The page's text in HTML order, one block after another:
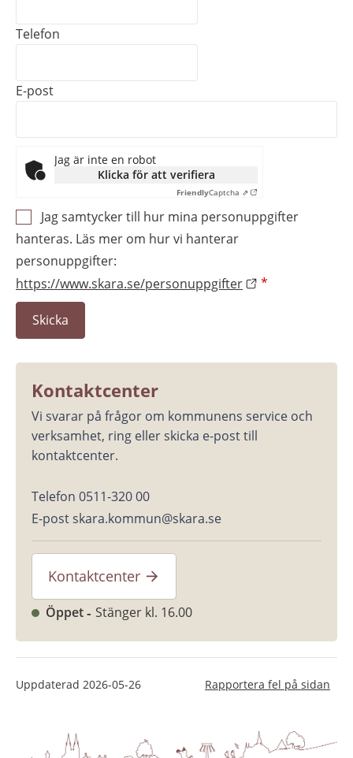
Telefon
E-post
Jag är inte en robot
Klicka för att verifiera
FriendlyCaptcha ⇗
Jag samtycker till hur mina personuppgifter
hanteras. Läs mer om hur vi hanterar
personuppgifter:
https://www.skara.se/personuppgifter
*
Kontaktcenter
Vi svarar på frågor om kommunens service och
verksamhet, ring eller skicka e-post till
kontaktcenter.
Telefon 0511-320 00
E-post skara.kommun@skara.se
Kontaktcenter
Öppet Stänger kl. 16.00
Uppdaterad 2026-05-26 Rapportera fel på sidan